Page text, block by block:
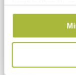
amelyeket Te
használt más
&